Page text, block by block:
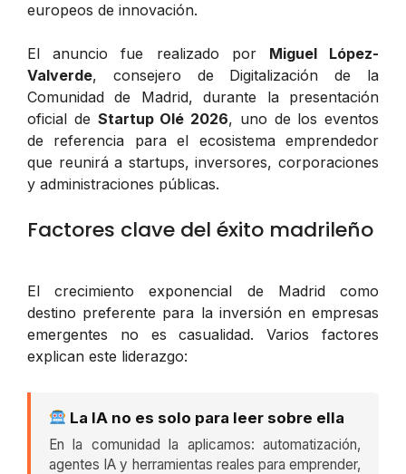
europeos de innovación.
El anuncio fue realizado por Miguel López-
Valverde, consejero de Digitalización de la
Comunidad de Madrid, durante la presentación
oficial de Startup Olé 2026, uno de los eventos
de referencia para el ecosistema emprendedor
que reunirá a startups, inversores, corporaciones
y administraciones públicas.
Factores clave del éxito madrileño
El crecimiento exponencial de Madrid como
destino preferente para la inversión en empresas
emergentes no es casualidad. Varios factores
explican este liderazgo:
La IA no es solo para leer sobre ella
En la comunidad la aplicamos: automatización,
agentes IA y herramientas reales para emprender,